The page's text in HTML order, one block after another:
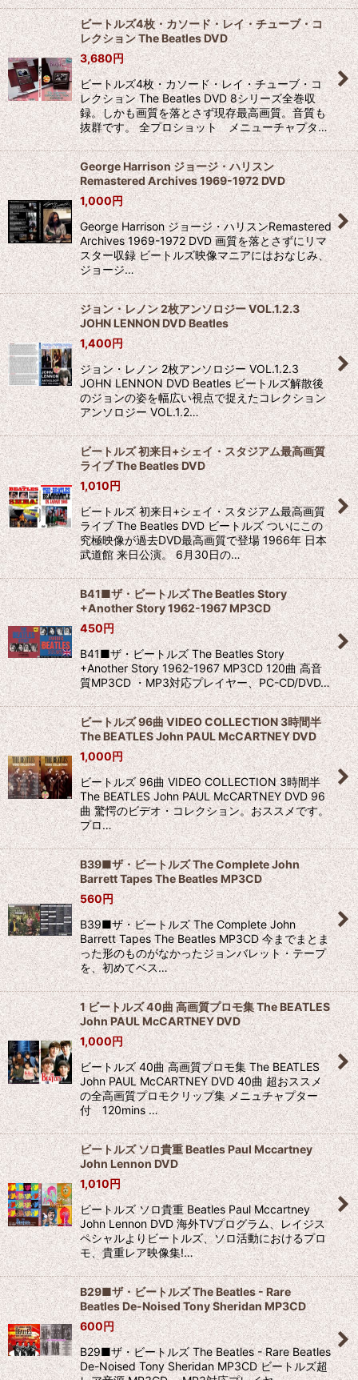
ビートルズ4枚・カソード・レイ・チューブ・コ
レクション The Beatles DVD
3,680円
ビートルズ4枚・カソード・レイ・チューブ・コ
レクション The Beatles DVD 8シリーズ全巻収
録。しかも画質を落とさず現存最高画質。音質も
抜群です。 全プロショット メニューチャプタ…
George Harrison ジョージ・ハリスン
Remastered Archives 1969-1972 DVD
1,000円
George Harrison ジョージ・ハリスンRemastered
Archives 1969-1972 DVD 画質を落とさずにリマ
スター収録 ビートルズ映像マニアにはおなじみ、
ジョージ…
ジョン・レノン 2枚アンソロジー VOL.1.2.3
JOHN LENNON DVD Beatles
1,400円
ジョン・レノン 2枚アンソロジー VOL.1.2.3
JOHN LENNON DVD Beatles ビートルズ解散後
のジョンの姿を幅広い視点で捉えたコレクション
アンソロジー VOL.1.2…
ビートルズ 初来日+シェイ・スタジアム最高画質
ライブ The Beatles DVD
1,010円
ビートルズ 初来日+シェイ・スタジアム最高画質
ライブ The Beatles DVD ビートルズ ついにこの
究極映像が過去DVD最高画質で登場 1966年 日本
武道館 来日公演。 6月30日の…
B41■ザ・ビートルズ The Beatles Story
+Another Story 1962-1967 MP3CD
450円
B41■ザ・ビートルズ The Beatles Story
+Another Story 1962-1967 MP3CD 120曲 高音
質MP3CD ・MP3対応プレイヤー、PC-CD/DVD…
ビートルズ 96曲 VIDEO COLLECTION 3時間半
The BEATLES John PAUL McCARTNEY DVD
1,000円
ビートルズ 96曲 VIDEO COLLECTION 3時間半
The BEATLES John PAUL McCARTNEY DVD 96
曲 驚愕のビデオ・コレクション。おススメです。
プロ…
B39■ザ・ビートルズ The Complete John
Barrett Tapes The Beatles MP3CD
560円
B39■ザ・ビートルズ The Complete John
Barrett Tapes The Beatles MP3CD 今までまとま
った形のものがなかったジョンバレット・テープ
を、初めてベス…
1 ビートルズ 40曲 高画質プロモ集 The BEATLES
John PAUL McCARTNEY DVD
1,000円
ビートルズ 40曲 高画質プロモ集 The BEATLES
John PAUL McCARTNEY DVD 40曲 超おススメ
の全高画質プロモクリップ集 メニュチャプター
付 120mins …
ビートルズ ソロ貴重 Beatles Paul Mccartney
John Lennon DVD
1,010円
ビートルズ ソロ貴重 Beatles Paul Mccartney
John Lennon DVD 海外TVプログラム、レイジス
ペシャルよりビートルズ、ソロ活動におけるプロ
モ、貴重レア映像集!…
B29■ザ・ビートルズ The Beatles - Rare
Beatles De-Noised Tony Sheridan MP3CD
600円
B29■ザ・ビートルズ The Beatles - Rare Beatles
De-Noised Tony Sheridan MP3CD ビートルズ超